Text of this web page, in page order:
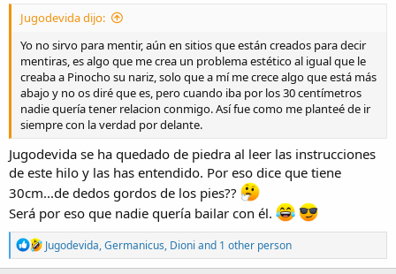
Jugodevida dijo:
Yo no sirvo para mentir, aún en sitios que están creados para decir
mentiras, es algo que me crea un problema estético al igual que le
creaba a Pinocho su nariz, solo que a mí me crece algo que está más
abajo y no os diré que es, pero cuando iba por los 30 centímetros
nadie quería tener relacion conmigo. Así fue como me planteé de ir
siempre con la verdad por delante.
Jugodevida se ha quedado de piedra al leer las instrucciones
de este hilo y las has entendido. Por eso dice que tiene
30cm...de dedos gordos de los pies??
Será por eso que nadie quería bailar con él.
R
e
Jugodevida,Germanicus, Dioni and 1 other person